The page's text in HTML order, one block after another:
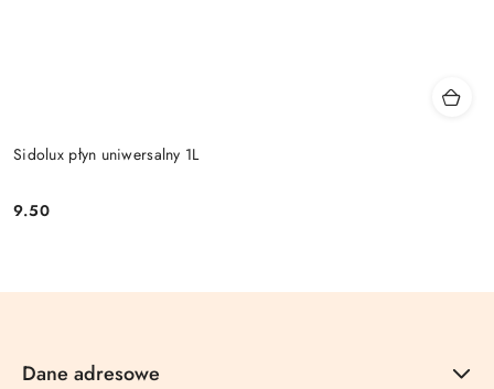
Sidolux płyn uniwersalny 1L
Cena:
9.50
Dane adresowe